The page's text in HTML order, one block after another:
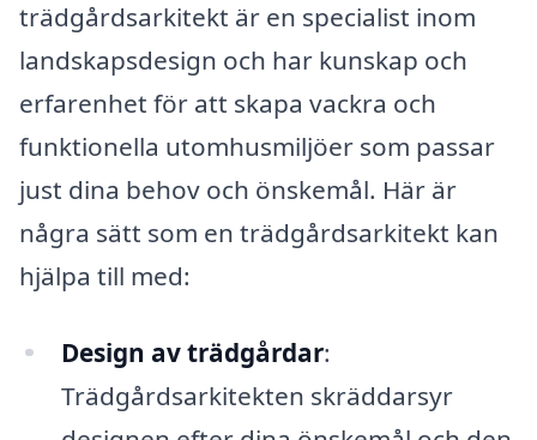
trädgårdsarkitekt är en specialist inom
landskapsdesign och har kunskap och
erfarenhet för att skapa vackra och
funktionella utomhusmiljöer som passar
just dina behov och önskemål. Här är
några sätt som en trädgårdsarkitekt kan
hjälpa till med:
Design av trädgårdar:
Trädgårdsarkitekten skräddarsyr